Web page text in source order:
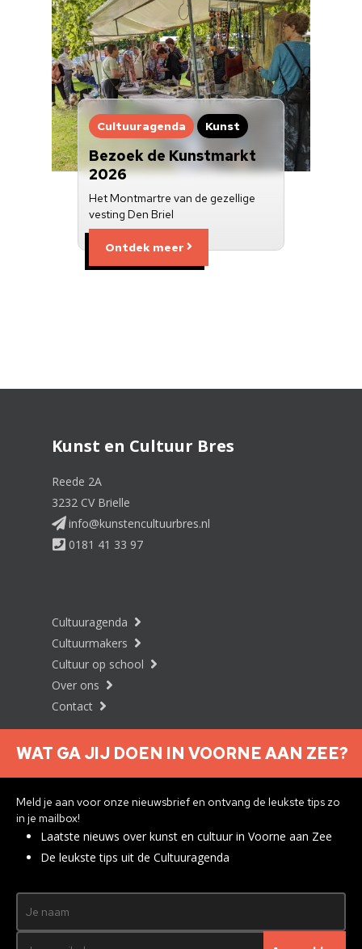
Cultuuragenda Kunst
Bezoek de Kunstmarkt
2026
Het Montmartre van de gezellige
vesting Den Briel
Ontdek meer
Kunst en Cultuur Bres
Reede 2A
3232 CV Brielle
info@kunstencultuurbres.nl
0181 41 33 97
Cultuuragenda
Cultuurmakers
Cultuur op school
Over ons
Contact
Nieuwsbrief aanmelden
Privacyverklaring
WAT GA JIJ DOEN IN VOORNE AAN ZEE?
Meld je aan voor onze nieuwsbrief en ontvang de leukste tips zo
in je mailbox!
Laatste nieuws over kunst en cultuur in Voorne aan Zee
De leukste tips uit de Cultuuragenda